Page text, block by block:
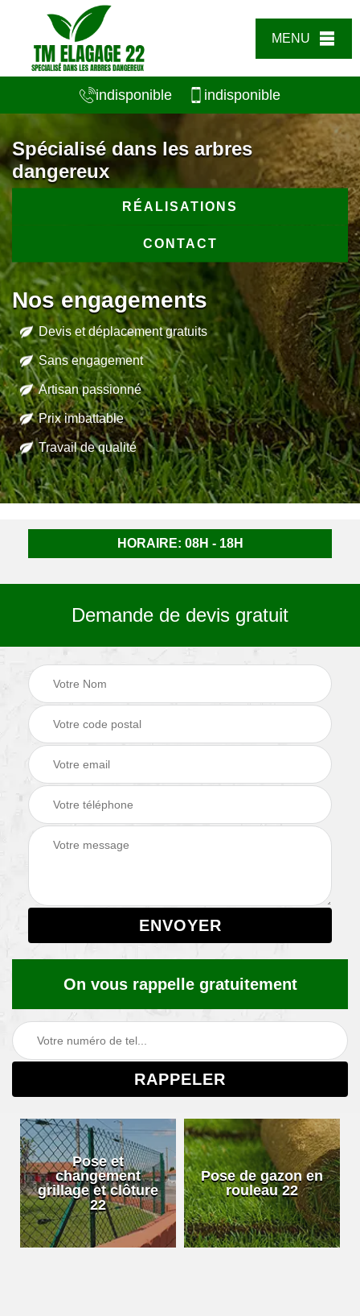
MENU
indisponible indisponible
Spécialisé dans les arbres
dangereux
RÉALISATIONS
CONTACT
Nos engagements
Devis et déplacement gratuits
Sans engagement
Artisan passionné
Prix imbattable
Travail de qualité
HORAIRE: 08H - 18H
Demande de devis gratuit
On vous rappelle gratuitement
Pose et
changement
grillage et clôture
22
Pose de gazon en
rouleau 22